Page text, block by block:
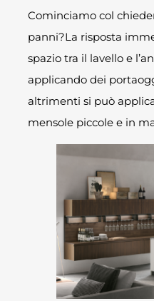
Cominciamo col
panni?La risposta
spazio tra il lavello e
applicando dei
altrimenti si può
mensole piccole e in